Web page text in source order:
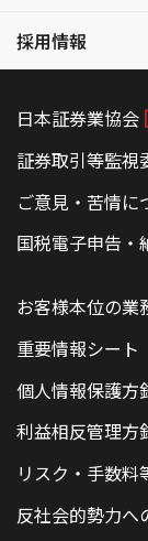
採用情報
日本証券業協会
証券取引等監視
ご意見・苦情に
国税電子申告・
お客様本位の業
重要情報シート
個人情報保護方
利益相反管理方
リスク・手数料
反社会的勢力へ